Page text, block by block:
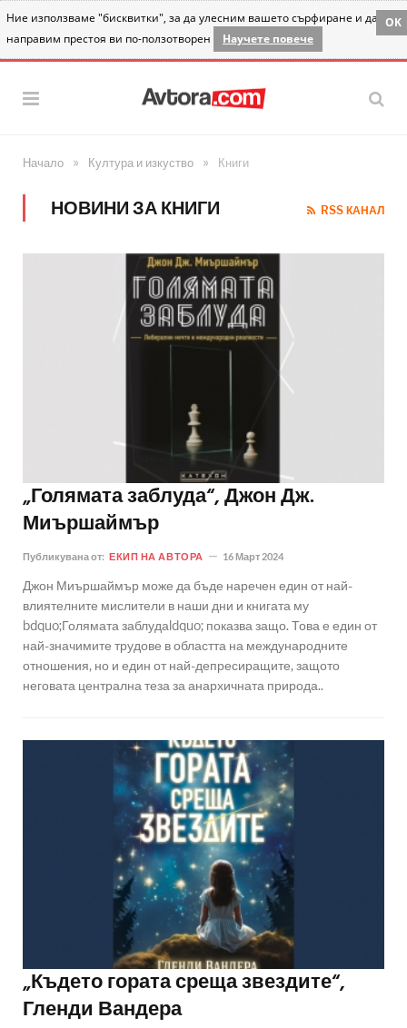
Ние използваме "бисквитки", за да улесним вашето сърфиране и да
направим престоя ви по-ползотворен
Научете повече
OK
Начало » Култура и изкуство » Книги
НОВИНИ ЗА КНИГИ RSS КАНАЛ
„Голямата заблуда“, Джон Дж.
Миършаймър
Публикувана от: ЕКИП НА АВТОРА 16 Март 2024
Джон Миършаймър може да бъде наречен един от най-
влиятелните мислители в наши дни и книгата му
bdquo;Голямата заблудаldquo; показва защо. Това е един от
най-значимите трудове в областта на международните
отношения, но и един от най-депресиращите, защото
неговата централна теза за анархичната природа..
„Където гората среща звездите“,
Гленди Вандера